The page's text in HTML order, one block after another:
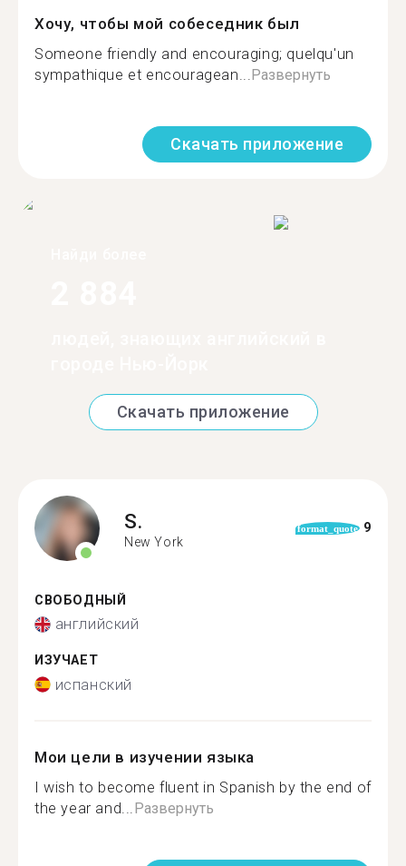
Хочу, чтобы мой собеседник был
Someone friendly and encouraging; quelqu'un
sympathique et encouragean...Развернуть
Скачать приложение
Скачать приложение
S.
New York
format_quote 9
СВОБОДНЫЙ
английский
ИЗУЧАЕТ
испанский
Мои цели в изучении языка
I wish to become fluent in Spanish by the end of
the year and... Развернуть